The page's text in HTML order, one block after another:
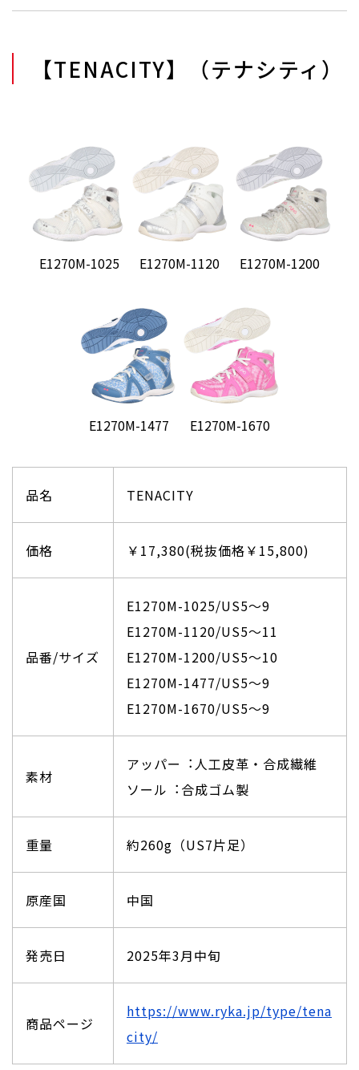
【TENACITY】（テナシティ）
E1270M-1025 E1270M-1120 E1270M-1200
E1270M-1477 E1270M-1670
品名 TENACITY
価格 ￥17,380(税抜価格￥15,800)
品番/サイズ
E1270M-1025/US5〜9
E1270M-1120/US5〜11
E1270M-1200/US5〜10
E1270M-1477/US5〜9
E1270M-1670/US5〜9
素材
アッパー︓人工皮革・合成繊維
ソール︓合成ゴム製
重量 約260g（US7片足）
原産国 中国
発売日 2025年3月中旬
商品ページ
https://www.ryka.jp/type/tena
city/